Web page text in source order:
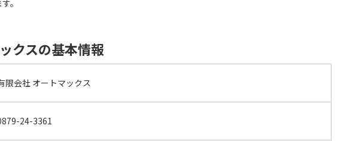
。
クスの基本情報
限会社 オートマックス
24-3361